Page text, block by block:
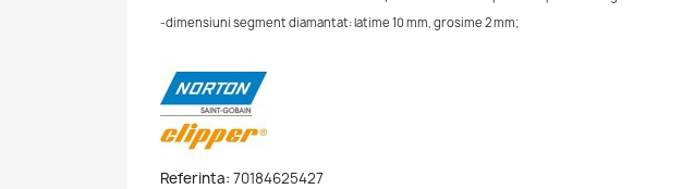
-dimensiuni segment diamantat: latime 10 mm, grosime 2 mm;
Referinta: 70184625427